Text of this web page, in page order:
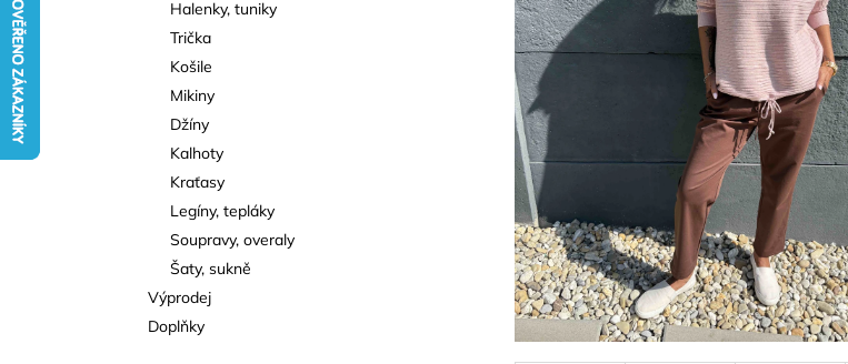
Halenky, tuniky
Trička
Košile
Mikiny
Džíny
Kalhoty
Kraťasy
Legíny, tepláky
Soupravy, overaly
Šaty, sukně
Výprodej
Doplňky